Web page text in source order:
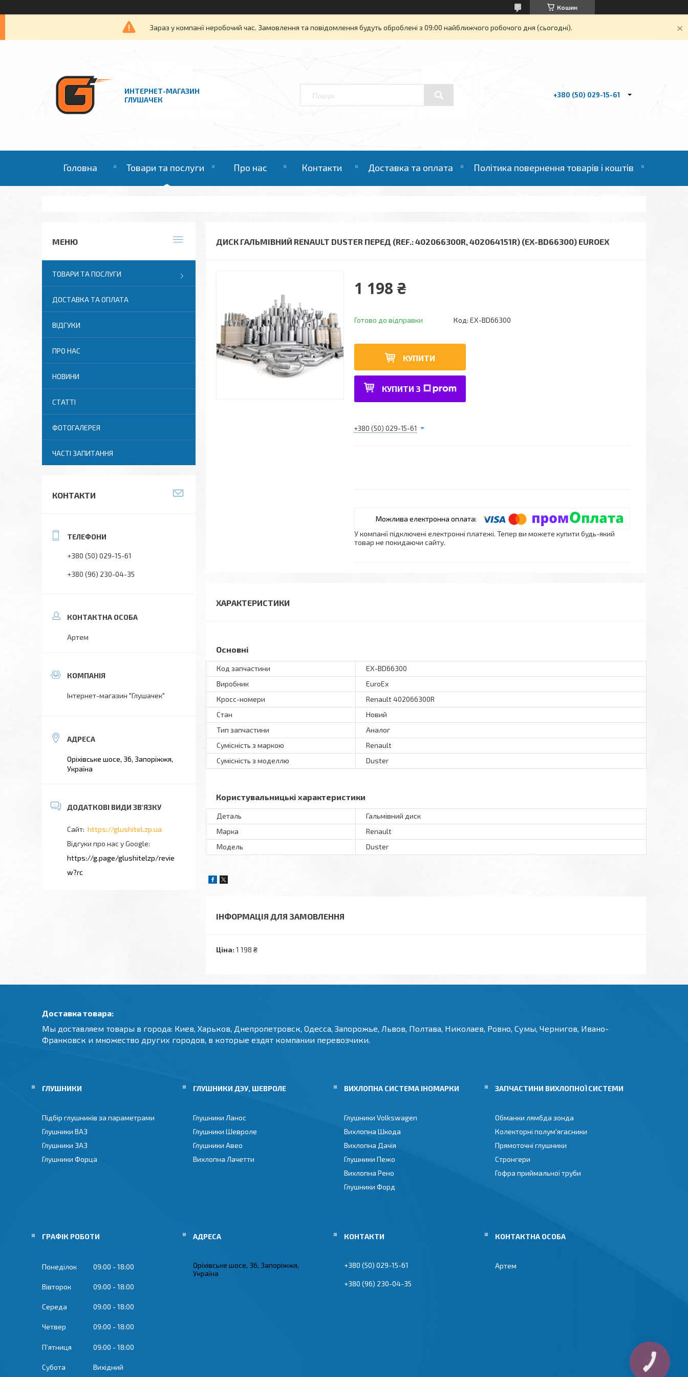
Кошик
Зараз у компанії неробочий час. Замовлення та повідомлення будуть оброблені з 09:00 найближчого робочого дня (сьогодні).
ИНТЕРНЕТ-МАГАЗИН
ГЛУШАЧЕК
+380 (50) 029-15-61
Головна Товари та послуги Про нас Контакти Доставка та оплата Політика повернення товарів і коштів
ДИСК ГАЛЬМІВНИЙ RENAULT DUSTER ПЕРЕД (REF.: 402066300R, 402064151R) (EX-BD66300) EUROEX
1 198 ₴
Готово до відправки Код: EX-BD66300
КУПИТИ
КУПИТИ З
+380 (50) 029-15-61
У компанії підключені електронні платежі. Тепер ви можете купити будь-який
товар не покидаючи сайту.
ХАРАКТЕРИСТИКИ
Основні
Код запчастини
EX-BD66300
Виробник
EuroEx
Кросс-номери
Renault 402066300R
Стан
Новий
Тип запчастини
Аналог
Сумісність з маркою
Renault
Сумісність з моделлю
Duster
Користувальницькі характеристики
Деталь
Гальмівний диск
Марка
Renault
Мoдель
Duster
ІНФОРМАЦІЯ ДЛЯ ЗАМОВЛЕННЯ
Ціна: 1 198 ₴
ТОВАРИ ТА ПОСЛУГИ
ДОСТАВКА ТА ОПЛАТА
ВІДГУКИ
ПРО НАС
НОВИНИ
СТАТТІ
ФОТОГАЛЕРЕЯ
ЧАСТІ ЗАПИТАННЯ
КОНТАКТИ
+380 (50) 029-15-61
+380 (96) 230-04-35
Артем
Інтернет-магазин "Глушачек"
Оріхівське шосе, 36, Запоріжжя,
Україна
https://glushitel.zp.ua
Відгуки про нас у Google
https://g.page/glushitelzp/revie
w?rc
Доставка товара:
Мы доставляем товары в города: Киев, Харьков, Днепропетровск, Одесса, Запорожье, Львов, Полтава, Николаев, Ровно, Сумы, Чернигов, Ивано-
Франковск и множество других городов, в которые ездят компании перевозчики.
ГЛУШНИКИ
Підбір глушників за параметрами
Глушники ВАЗ
Глушники ЗАЗ
Глушники Форца
ГЛУШНИКИ ДЭУ, ШЕВРОЛЕ
Глушники Ланос
Глушники Шевроле
Глушники Авео
Вихлопна Лачетти
ВИХЛОПНА СИСТЕМА ІНОМАРКИ
Глушники Volkswagen
Вихлопна Шкода
Вихлопна Дачія
Глушники Пежо
Вихлопна Рено
Глушники Форд
ЗАПЧАСТИНИ ВИХЛОПНОЇ СИСТЕМИ
Обманки лямбда зонда
Колекторні полум'ягасники
Прямоточні глушники
Стронгери
Гофра приймальної труби
ГРАФІК РОБОТИ
Понеділок 09:00 18:00
Вівторок 09:00 18:00
Середа 09:00 18:00
Четвер 09:00 18:00
Пʼятниця 09:00 18:00
Субота Вихідний
Оріхівське шосе, 36, Запоріжжя,
Україна
+380 (50) 029-15-61
+380 (96) 230-04-35
Артем